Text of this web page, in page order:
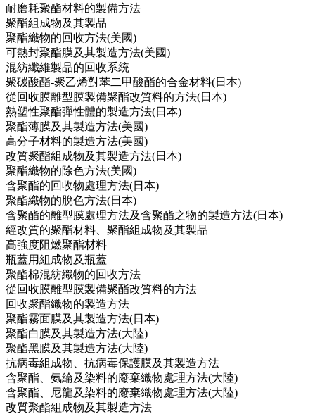
耐磨耗聚酯材料的製備方法
聚酯組成物及其製品
聚酯織物的回收方法(美國)
可熱封聚酯膜及其製造方法(美國)
混紡纖維製品的回收系統
聚碳酸酯-聚乙烯對苯二甲酸酯的合金材料(日本)
從回收膜離型膜製備聚酯改質料的方法(日本)
熱塑性聚酯彈性體的製造方法(日本)
聚酯薄膜及其製造方法(美國)
高分子材料的製造方法(美國)
改質聚酯組成物及其製造方法(日本)
聚酯織物的除色方法(美國)
含聚酯的回收物處理方法(日本)
聚酯織物的脫色方法(日本)
含聚酯的離型膜處理方法及含聚酯之物的製造方法(日本)
經改質的聚酯材料、聚酯組成物及其製品
高強度阻燃聚酯材料
瓶蓋用組成物及瓶蓋
聚酯棉混紡織物的回收方法
從回收膜離型膜製備聚酯改質料的方法
回收聚酯織物的製造方法
聚酯霧面膜及其製造方法(日本)
聚酯白膜及其製造方法(大陸)
聚酯黑膜及其製造方法(大陸)
抗病毒組成物、抗病毒保護膜及其製造方法
含聚酯、氨綸及染料的廢棄織物處理方法(大陸)
含聚酯、尼龍及染料的廢棄織物處理方法(大陸)
改質聚酯組成物及其製造方法